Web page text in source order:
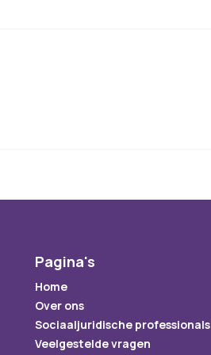
Pagina's
Home
Over ons
Sociaaljuridische professionals
Veelgestelde vragen